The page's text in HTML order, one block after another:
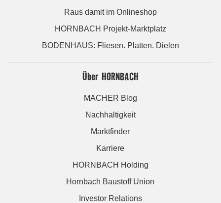
Raus damit im Onlineshop
HORNBACH Projekt-Marktplatz
BODENHAUS: Fliesen. Platten. Dielen
Über HORNBACH
MACHER Blog
Nachhaltigkeit
Marktfinder
Karriere
HORNBACH Holding
Hornbach Baustoff Union
Investor Relations